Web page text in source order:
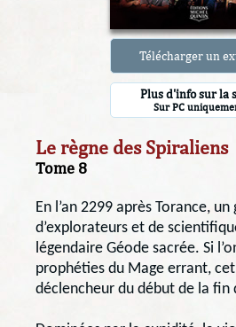
Télécharger un
Plus d'info sur la
Sur PC
Le règne des Spiraliens
Tome 8
En l’an 2299 après Torance, un
d’explorateurs et de
légendaire Géode sacrée. Si
prophéties du Mage errant,
déclencheur du début de la fin